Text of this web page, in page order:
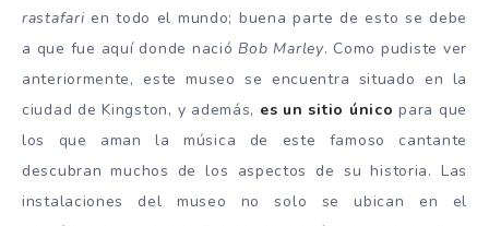
rastafari en todo el mundo; buena parte de esto se debe
a que fue aquí donde nacióBob Marley. Como pudiste ver
anteriormente, este museo se encuentra situado en la
ciudad de Kingston, y además, es un sitio único para que
los que aman la música de este famoso cantante
descubran muchos de los aspectos de su historia. Las
instalaciones del museo no solo se ubican en el